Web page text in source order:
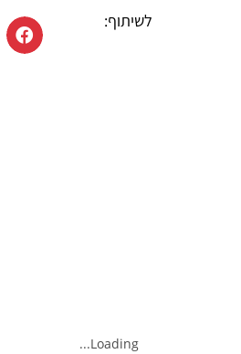
לשיתוף:
Loading...